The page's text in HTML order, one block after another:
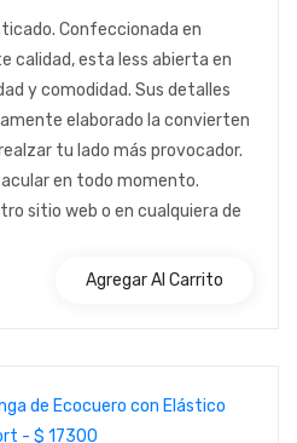
Confeccionada en
calidad, esta less abierta en
y comodidad. Sus detalles
elaborado la convierten
tu lado más provocador.
en todo momento.
sitio web o en cualquiera de
Agregar Al Carrito